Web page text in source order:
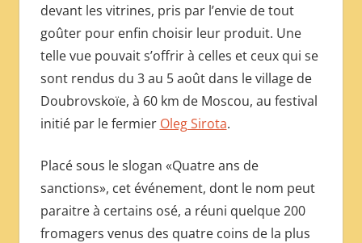
devant les vitrines, pris par l’envie de tout
goûter pour enfin choisir leur produit. Une
telle vue pouvait s’offrir à celles et ceux qui se
sont rendus du 3 au 5 août dans le village de
Doubrovskoïe, à 60 km de Moscou, au festival
initié par le fermier Oleg Sirota.
Placé sous le slogan «Quatre ans de
sanctions», cet événement, dont le nom peut
paraitre à certains osé, a réuni quelque 200
fromagers venus des quatre coins de la plus